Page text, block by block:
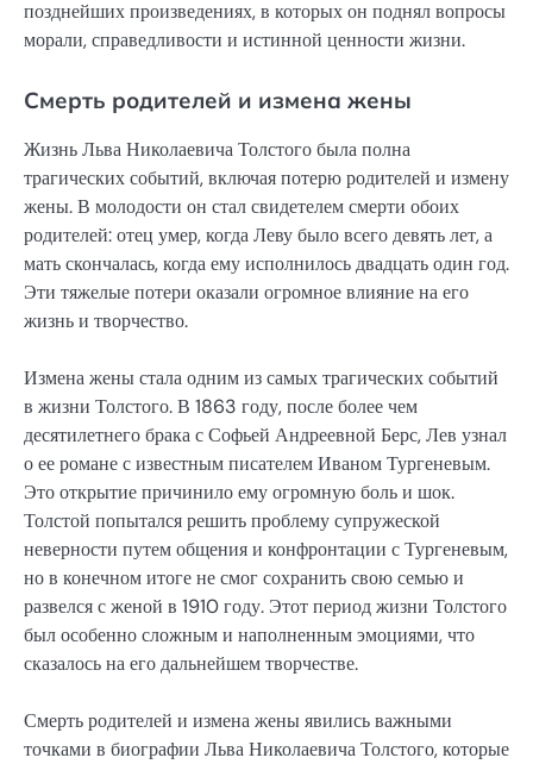
позднейших произведениях, в которых он поднял вопросы
морали, справедливости и истинной ценности жизни.
Смерть родителей и измена жены
Жизнь Льва Николаевича Толстого была полна
трагических событий, включая потерю родителей и измену
жены. В молодости он стал свидетелем смерти обоих
родителей: отец умер, когда Леву было всего девять лет, а
мать скончалась, когда ему исполнилось двадцать один год.
Эти тяжелые потери оказали огромное влияние на его
жизнь и творчество.
Измена жены стала одним из самых трагических событий
в жизни Толстого. В 1863 году, после более чем
десятилетнего брака с Софьей Андреевной Берс, Лев узнал
о ее романе с известным писателем Иваном Тургеневым.
Это открытие причинило ему огромную боль и шок.
Толстой попытался решить проблему супружеской
неверности путем общения и конфронтации с Тургеневым,
но в конечном итоге не смог сохранить свою семью и
развелся с женой в 1910 году. Этот период жизни Толстого
был особенно сложным и наполненным эмоциями, что
сказалось на его дальнейшем творчестве.
Смерть родителей и измена жены явились важными
точками в биографии Льва Николаевича Толстого, которые